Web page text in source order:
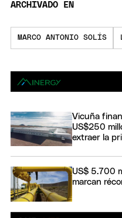
ARCHIVADO EN
MARCO ANTONIO SOLÍS
Vicuña
US$250
extraer la
US$ 5.700
marcan